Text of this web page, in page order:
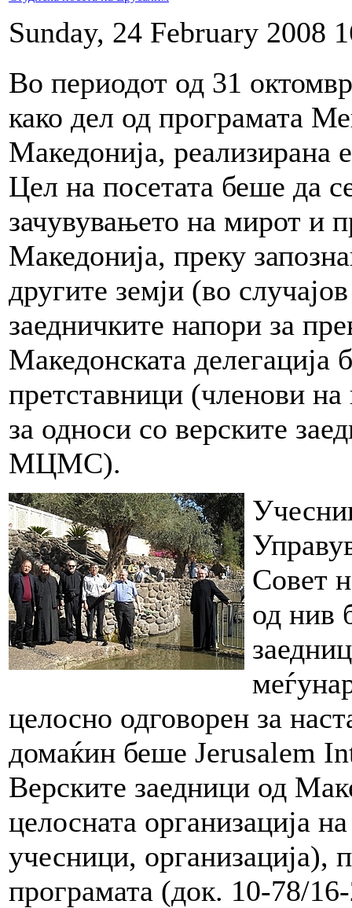
Sunday, 24 February 2008
Во периодот од 31
како дел од програмата
Македонија, реализирана
Цел на посетата беше да
зачувувањето на мирот и
Македонија, преку
другите земји (во
заедничките напори за
Македонската делегација
претставници (членови на
за односи со верските
МЦМС).
Совет
од нив
целосно одговорен за
домаќин беше Jerusalem
Верските заедници од
целосната организација
учесници, организација),
програмата (док. 10-78/